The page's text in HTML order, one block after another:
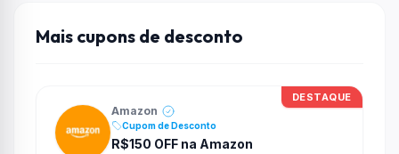
Mais cupons de desconto
DESTAQUE
Amazon
Cupom de Desconto
R$150 OFF na Amazon